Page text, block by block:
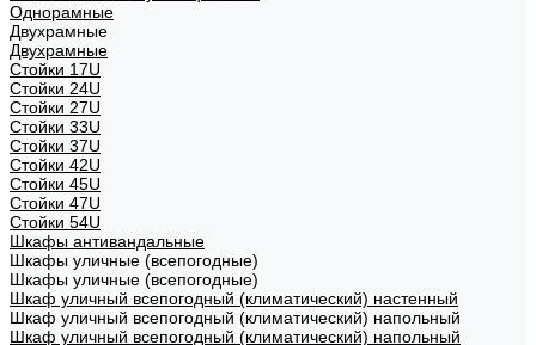
Однорамные
Двухрамные
Двухрамные
Стойки 17U
Стойки 24U
Стойки 27U
Стойки 33U
Стойки 37U
Стойки 42U
Стойки 45U
Стойки 47U
Стойки 54U
Шкафы антивандальные
Шкафы уличные (всепогодные)
Шкафы уличные (всепогодные)
Шкаф уличный всепогодный (климатический) настенный
Шкаф уличный всепогодный (климатический) напольный
Шкаф уличный всепогодный (климатический) напольный